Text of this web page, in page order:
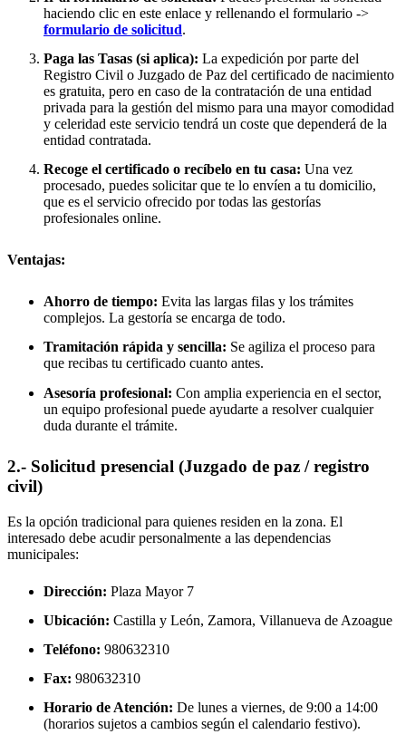
haciendo clic en este enlace y rellenando el formulario ->
formulario de solicitud.
Paga las Tasas (si aplica): La expedición por parte del
Registro Civil o Juzgado de Paz del certificado de nacimiento
es gratuita, pero en caso de la contratación de una entidad
privada para la gestión del mismo para una mayor comodidad
y celeridad este servicio tendrá un coste que dependerá de la
entidad contratada.
Recoge el certificado o recíbelo en tu casa: Una vez
procesado, puedes solicitar que te lo envíen a tu domicilio,
que es el servicio ofrecido por todas las gestorías
profesionales online.
Ventajas:
Ahorro de tiempo: Evita las largas filas y los trámites
complejos. La gestoría se encarga de todo.
Tramitación rápida y sencilla: Se agiliza el proceso para
que recibas tu certificado cuanto antes.
Asesoría profesional: Con amplia experiencia en el sector,
un equipo profesional puede ayudarte a resolver cualquier
duda durante el trámite.
2.- Solicitud presencial (Juzgado de paz / registro
civil)
Es la opción tradicional para quienes residen en la zona. El
interesado debe acudir personalmente a las dependencias
municipales:
Dirección: Plaza Mayor 7
Ubicación: Castilla y León, Zamora, Villanueva de Azoague
Teléfono: 980632310
Fax: 980632310
Horario de Atención: De lunes a viernes, de 9:00 a 14:00
(horarios sujetos a cambios según el calendario festivo).